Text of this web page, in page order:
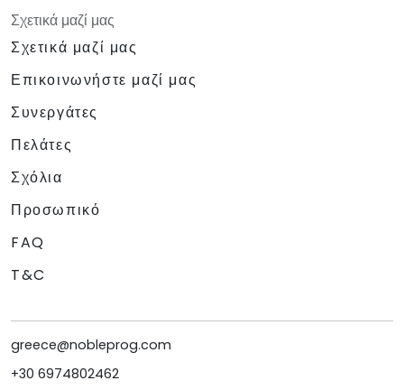
Σχετικά μαζί μας
Σχετικά μαζί μας
Επικοινωνήστε μαζί μας
Συνεργάτες
Πελάτες
Σχόλια
Προσωπικό
FAQ
T&C
greece@nobleprog.com
+30 6974802462